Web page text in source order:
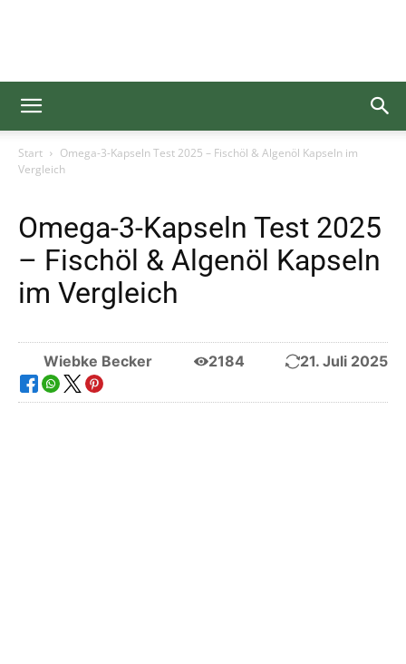
Gesundgelesen
Start
Omega-3-Kapseln Test 2025 – Fischöl & Algenöl Kapseln im
Vergleich
Omega-3-Kapseln Test 2025
– Fischöl & Algenöl Kapseln
im Vergleich
Wiebke Becker 2184 21. Juli 2025